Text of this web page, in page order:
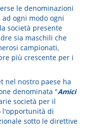
le denominazioni
ad ogni modo ogni
società presente
sia maschili che
campionati,
più crescente per i
nel nostro paese ha
denominata "Amici
società per il
l'opportunità di
sotto le direttive